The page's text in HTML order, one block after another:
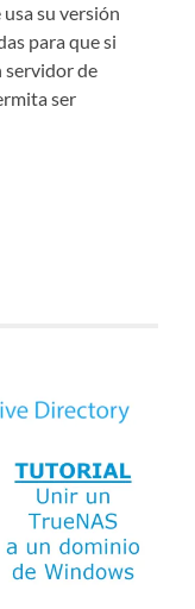
su versión
para que si
servidor de
ser